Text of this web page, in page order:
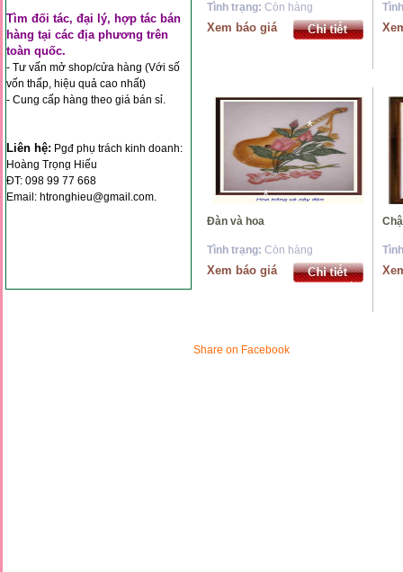
Tìm đối tác, đại lý, hợp tác bán
hàng tại các địa phương trên
toàn quốc.
- Tư vấn mở shop/cửa hàng (Với số
vốn thấp, hiệu quả cao nhất)
- Cung cấp hàng theo giá bán sỉ.
Liên hệ: Pgđ phụ trách kinh doanh:
Hoàng Trọng Hiếu
ĐT: 098 99 77 668
Email: htronghieu@gmail.com.
Tình trạng: Còn hàng
Xem báo giá
Đàn và hoa
Tình trạng: Còn hàng
Xem báo giá
Share on Facebook
*
*
*
*
*